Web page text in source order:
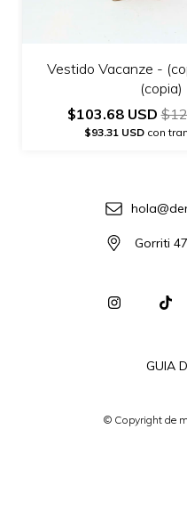
Vestido Vacanze -
(copia)
$103.68 USD
$93.31 USD con
Gorriti
GUIA
© Copyright de